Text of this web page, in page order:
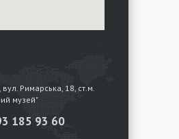
вул. Римарська, 18, ст.м.
музей"
185 93 60